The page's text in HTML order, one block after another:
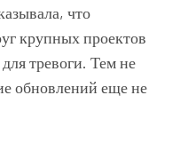
что
крупных проектов
тревоги. Тем не
обновлений еще не